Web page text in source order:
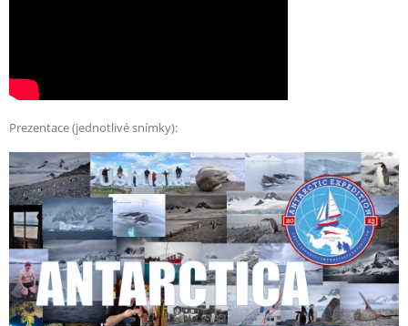
Prezentace (jednotlivé snímky):